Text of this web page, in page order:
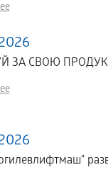
ЗА СВОЮ